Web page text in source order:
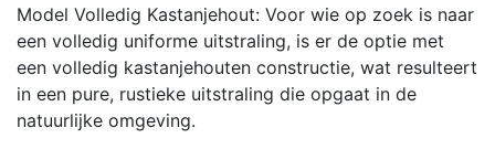
Model Volledig Kastanjehout: Voor wie op zoek is naar
een volledig uniforme uitstraling, is er de optie met
een volledig kastanjehouten constructie, wat resulteert
in een pure, rustieke uitstraling die opgaat in de
natuurlijke omgeving.